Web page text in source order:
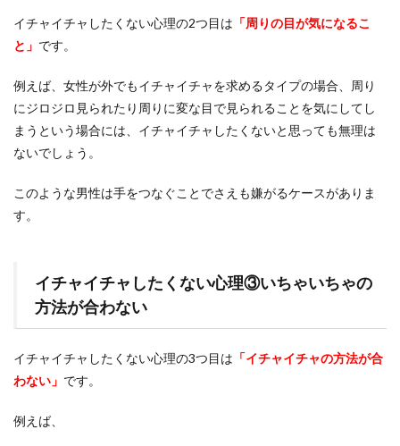
イチャイチャしたくない心理の2つ目は 「周りの目が気になるこ
と」 です。
例えば、女性が外でもイチャイチャを求めるタイプの場合、周り
にジロジロ見られたり周りに変な目で見られることを気にしてし
まうという場合には、イチャイチャしたくないと思っても無理は
ないでしょう。
このような男性は手をつなぐことでさえも嫌がるケースがありま
す。
イチャイチャしたくない心理③いちゃいちゃの
方法が合わない
イチャイチャしたくない心理の3つ目は 「イチャイチャの方法が合
わない」 です。
例えば、